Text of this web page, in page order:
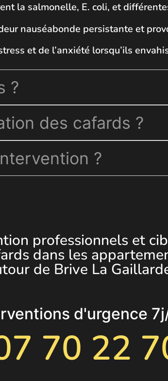
la salmonelle, E. coli, et
nauséabonde persistante et
et de l’anxiété lorsqu’ils
?
des cafards ?
?
professionnels et
dans les
de Brive La
d'urgence
70 22